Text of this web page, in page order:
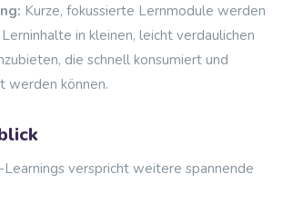
Kurze, fokussierte Lernmodule werden
in kleinen, leicht verdaulichen
die schnell konsumiert und
werden können.
verspricht weitere spannende